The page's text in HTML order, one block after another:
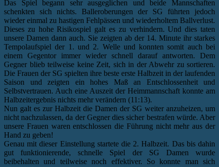
Das Spiel begann sehr ausgeglichen und beide Mannschaften
schenkten sich nichts. Balleroberungen der SG führten jedoch
wieder einmal zu hastigen Fehlpässen und wiederholtem Ballverlust.
Dieses zu hohe Risikospiel galt es zu verhindern. Und dies taten
unsere Damen dann auch. Sie zeigten ab der 14. Minute ihr starkes
Tempolaufspiel der 1. und 2. Welle und konnten somit auch bei
einem Gegentor immer wieder schnell darauf antworten. Dem
Gegner blieb teilweise keine Zeit, sich in der Abwehr zu sortieren.
Die Frauen der SG spielten ihre beste erste Halbzeit in der laufenden
Saison und zeigten ein hohes Maß an Entschlossenheit und
Selbstvertrauen. Auch eine Auszeit der Heimmannschaft konnte am
Halbzeitergebnis nichts mehr verändern (11:13).
Nun galt es zur Halbzeit die Damen der SG weiter anzuheizen, um
nicht nachzulassen, da der Gegner dies sicher bestrafen würde. Aber
unsere Frauen waren entschlossen die Führung nicht mehr aus der
Hand zu geben!
Genau mit dieser Einstellung startete die 2. Halbzeit. Das bis dahin
gut funktionierende, schnelle Spiel der SG Damen wurde
beibehalten und teilweise noch effektiver. So konnte man sich